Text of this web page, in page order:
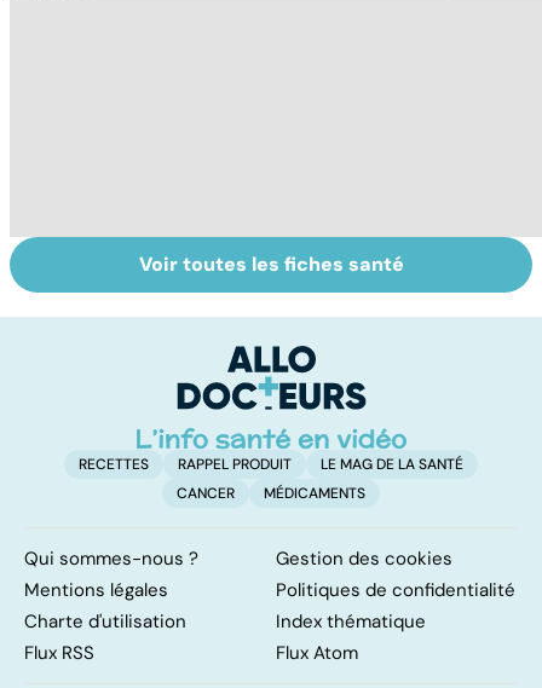
Ados : que faire
en cas de
Timidité : ça se
soigne ?
Voir toutes les fiches santé
RECETTES RAPPEL PRODUIT
LE MAG DE LA SANTÉ
CANCER
MÉDICAMENTS
Qui sommes-nous ?
Gestion des cookies
Mentions légales
Politiques de confidentialité
Charte d'utilisation
Index thématique
Flux RSS
Flux Atom